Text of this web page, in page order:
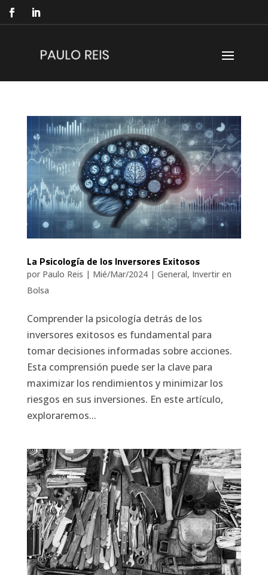
La Psicología de los Inversores Exitosos
por Paulo Reis | Mié/Mar/2024| General, Invertir en
Bolsa
Comprender la psicología detrás de los
inversores exitosos es fundamental para
tomar decisiones informadas sobre acciones.
Esta comprensión puede ser la clave para
maximizar los rendimientos y minimizar los
riesgos en sus inversiones. En este artículo,
exploraremos...